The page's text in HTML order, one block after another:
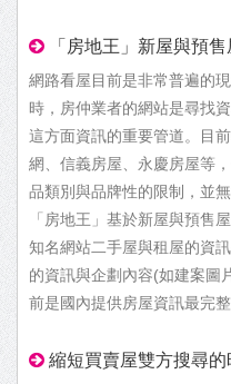
「房地王」新屋與預
網路看屋目前是非常普遍的
時，房仲業者的網站是尋找
這方面資訊的重要管道。目
網、信義房屋、永慶房屋等
品類別與品牌性的限制，並
「房地王」基於新屋與預售
知名網站二手屋與租屋的資
的資訊與企劃內容(如建案圖
前是國內提供房屋資訊最完整
縮短買賣屋雙方搜尋的